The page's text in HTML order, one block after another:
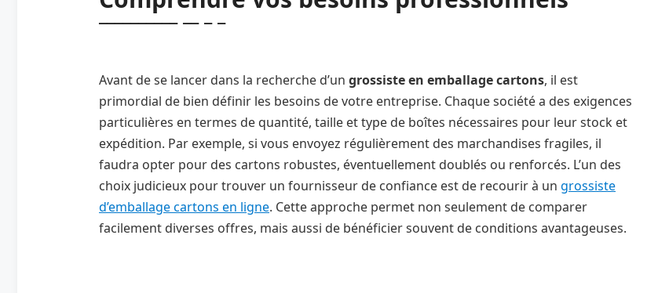
Avant de se lancer dans la recherche d’un grossiste en emballage cartons, il est
primordial de bien définir les besoins de votre entreprise. Chaque société a des exigences
particulières en termes de quantité, taille et type de boîtes nécessaires pour leur stock et
expédition. Par exemple, si vous envoyez régulièrement des marchandises fragiles, il
faudra opter pour des cartons robustes, éventuellement doublés ou renforcés. L’un des
choix judicieux pour trouver un fournisseur de confiance est de recourir à un grossiste
d’emballage cartons en ligne. Cette approche permet non seulement de comparer
facilement diverses offres, mais aussi de bénéficier souvent de conditions avantageuses.